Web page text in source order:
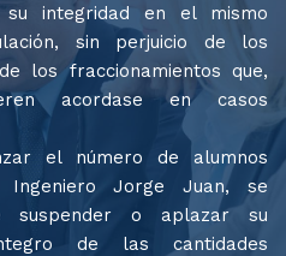
integridad en el mismo
sin perjuicio de los
los fraccionamientos que,
acordase en casos
el número de alumnos
Ingeniero Jorge Juan, se
suspender o aplazar su
de las cantidades